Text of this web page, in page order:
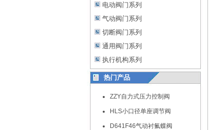
电动阀门系列
气动阀门系列
切断阀门系列
通用阀门系列
执行机构系列
热门产品
ZZY自力式压力控制阀
HLS小口径单座调节阀
D641F46气动衬氟蝶阀